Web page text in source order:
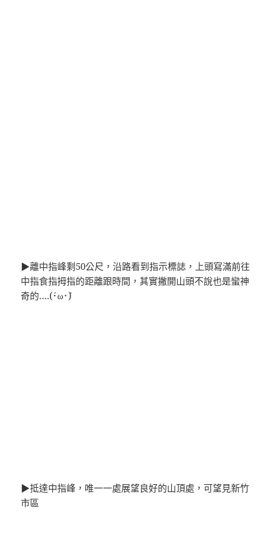
▶離中指峰剩50公尺，沿路看到指示標誌，上頭寫滿前往
中指食指拇指的距離跟時間，其實撇開山頭不說也是蠻神
奇的….(´･ω･`)
▶抵達中指峰，唯一一處展望良好的山頂處，可望見新竹
市區